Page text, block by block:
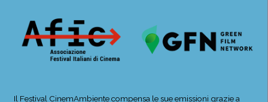
Il Festival CinemAmbiente compensa le sue emissioni grazie a